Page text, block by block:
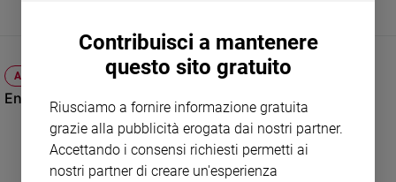
Cinema,
Tv
e
Musica
ATTUALITÀ
Enzo Bianchi: «Misericordia anche per i nostri pastori»
Contribuisci a mantenere
questo sito gratuito
Riusciamo a fornire informazione gratuita
grazie alla pubblicità erogata dai nostri partner.
Accettando i consensi richiesti permetti ai
nostri partner di creare un'esperienza